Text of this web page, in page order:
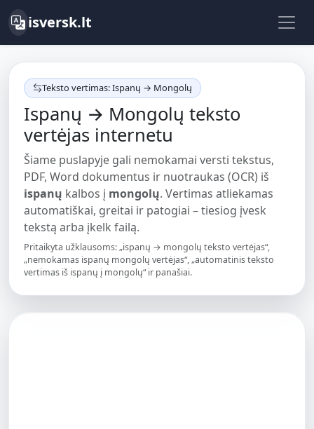
isversk.lt
Teksto vertimas: Ispanų → Mongolų
Ispanų → Mongolų teksto
vertėjas internetu
Šiame puslapyje gali nemokamai versti tekstus,
PDF, Word dokumentus ir nuotraukas (OCR) iš
ispanų kalbos į mongolų. Vertimas atliekamas
automatiškai, greitai ir patogiai – tiesiog įvesk
tekstą arba įkelk failą.
Pritaikyta užklausoms: „ispanų → mongolų teksto vertėjas“,
„nemokamas ispanų mongolų vertėjas“, „automatinis teksto
vertimas iš ispanų į mongolų“ ir panašiai.